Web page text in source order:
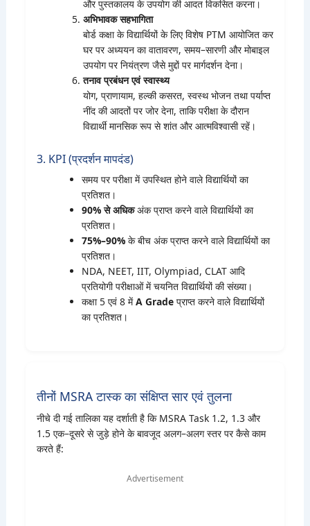
और पुस्तकालय के उपयोग की आदत विकसित करना।
अभिभावक सहभागिता
बोर्ड कक्षा के विद्यार्थियों के लिए विशेष PTM आयोजित कर
घर पर अध्ययन का वातावरण, समय–सारणी और मोबाइल
उपयोग पर नियंत्रण जैसे मुद्दों पर मार्गदर्शन देना।
तनाव प्रबंधन एवं स्वास्थ्य
योग, प्राणायाम, हल्की कसरत, स्वस्थ भोजन तथा पर्याप्त
नींद की आदतों पर जोर देना, ताकि परीक्षा के दौरान
विद्यार्थी मानसिक रूप से शांत और आत्मविश्वासी रहें।
3. KPI (प्रदर्शन मापदंड)
समय पर परीक्षा में उपस्थित होने वाले विद्यार्थियों का
प्रतिशत।
90% से अधिकअंक प्राप्त करने वाले विद्यार्थियों का
प्रतिशत।
75%–90% के बीच अंक प्राप्त करने वाले विद्यार्थियों का
प्रतिशत।
NDA, NEET, IIT, Olympiad, CLAT आदि
प्रतियोगी परीक्षाओं में चयनित विद्यार्थियों की संख्या।
कक्षा 5 एवं 8 मेंA Grade प्राप्त करने वाले विद्यार्थियों
का प्रतिशत।
तीनों MSRA टास्क का संक्षिप्त सार एवं तुलना
नीचे दी गई तालिका यह दर्शाती है कि MSRA Task 1.2, 1.3 और
1.5 एक–दूसरे से जुड़े होने के बावजूद अलग–अलग स्तर पर कैसे काम
करते हैं:
Advertisement